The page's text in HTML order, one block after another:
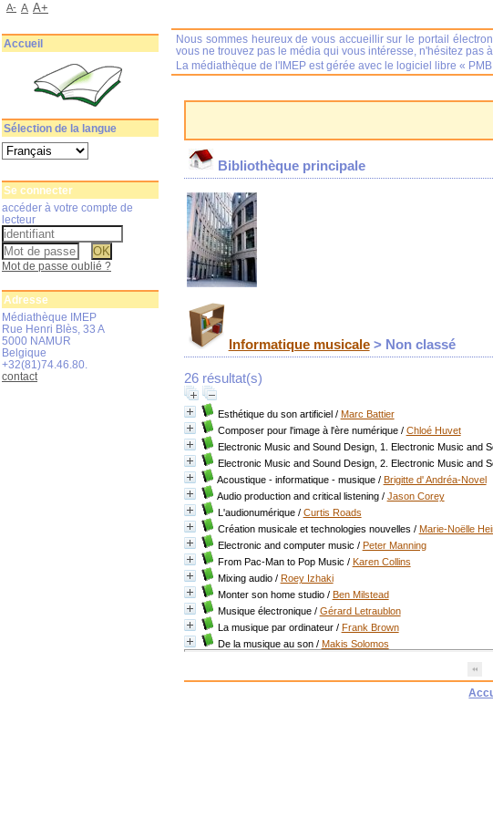
Bibliothèque principale
Informatique musicale> Non classé
26 résultat(s)
Esthétique du son artificiel/ Marc Battier
Composer pour l'image à l'ère numérique/ Chloé Huvet
Electronic Music and Sound Design, 1. Electronic Music and
Electronic Music and Sound Design, 2. Electronic Music and
Acoustique - informatique - musique/ Brigitte d' Andréa-Novel
Audio production and critical listening/ Jason Corey
L'audionumérique/ Curtis Roads
Création musicale et technologies nouvelles / Marie-Noëlle
Electronic and computer music / Peter Manning
From Pac-Man to Pop Music / Karen Collins
Mixing audio/ Roey Izhaki
Monter son home studio/ Ben Milstead
Musique électronique/ Gérard Letraublon
La musique par ordinateur/ Frank Brown
De la musique au son/ Makis Solomos
Nous sommes heureux de vous accueillir sur le portail
vous ne trouvez pas le média qui vous intéresse, n'hésitez pas
La médiathèque de l'IMEP est gérée avec le logiciel libre « PMB
A- A A+
Accueil
Sélection de la langue
Se connecter
accéder à votre compte de
lecteur
Mot de passe oublié ?
Adresse
Médiathèque IMEP
Rue Henri Blès, 33 A
5000 NAMUR
Belgique
+32(81)74.46.80.
contact